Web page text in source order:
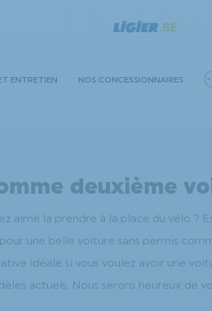
ENTRETIEN NOS CONCESSIONNAIRES
deuxième
aimé la prendre à la place du vélo ?
une belle voiture sans permis
idéale si vous voulez avoir une
actuels. Nous serons heureux de